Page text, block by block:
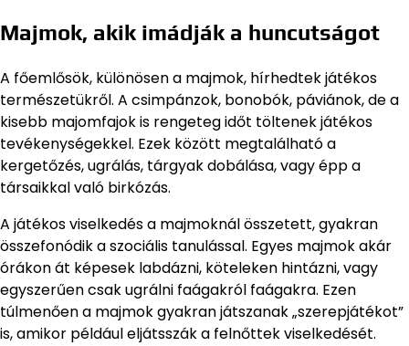
Majmok, akik imádják a huncutságot
A főemlősök, különösen a majmok, hírhedtek játékos
természetükről. A csimpánzok, bonobók, páviánok, de a
kisebb majomfajok is rengeteg időt töltenek játékos
tevékenységekkel. Ezek között megtalálható a
kergetőzés, ugrálás, tárgyak dobálása, vagy épp a
társaikkal való birkózás.
A játékos viselkedés a majmoknál összetett, gyakran
összefonódik a szociális tanulással. Egyes majmok akár
órákon át képesek labdázni, köteleken hintázni, vagy
egyszerűen csak ugrálni faágakról faágakra. Ezen
túlmenően a majmok gyakran játszanak „szerepjátékot”
is, amikor például eljátsszák a felnőttek viselkedését.